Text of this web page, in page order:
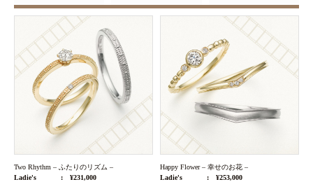
Two Rhythm – ふたりのリズム –
Ladie's
¥231,000
Happy Flower – 幸せのお花 –
Ladie's
¥253,000